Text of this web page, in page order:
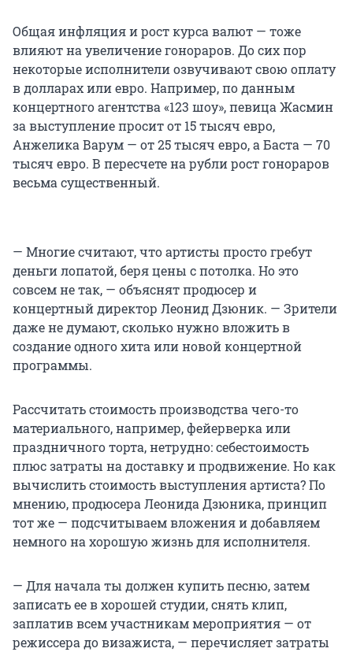
Общая инфляция и рост курса валют — тоже
влияют на увеличение гонораров. До сих пор
некоторые исполнители озвучивают свою оплату
в долларах или евро. Например, по данным
концертного агентства «123 шоу», певица Жасмин
за выступление просит от 15 тысяч евро,
Анжелика Варум — от 25 тысяч евро, а Баста — 70
тысяч евро. В пересчете на рубли рост гонораров
весьма существенный.
— Многие считают, что артисты просто гребут
деньги лопатой, беря цены с потолка. Но это
совсем не так, — объяснят продюсер и
концертный директор Леонид Дзюник. — Зрители
даже не думают, сколько нужно вложить в
создание одного хита или новой концертной
программы.
Рассчитать стоимость производства чего-то
материального, например, фейерверка или
праздничного торта, нетрудно: себестоимость
плюс затраты на доставку и продвижение. Но как
вычислить стоимость выступления артиста? По
мнению, продюсера Леонида Дзюника, принцип
тот же — подсчитываем вложения и добавляем
немного на хорошую жизнь для исполнителя.
— Для начала ты должен купить песню, затем
записать ее в хорошей студии, снять клип,
заплатив всем участникам мероприятия — от
режиссера до визажиста, — перечисляет затраты